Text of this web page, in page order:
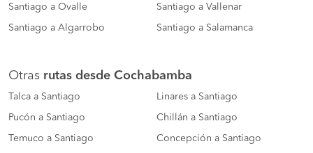
Santiago a Ovalle Santiago a Vallenar
Santiago a Algarrobo Santiago a Salamanca
Otras rutas desde Cochabamba
Talca a Santiago Linares a Santiago
Pucón a Santiago Chillán a Santiago
Temuco a Santiago Concepción a Santiago